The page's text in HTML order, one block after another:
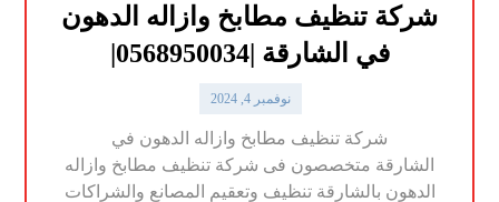
شركة تنظيف مطابخ وازاله الدهون
في الشارقة |0568950034|
نوفمبر 4, 2024
شركة تنظيف مطابخ وازاله الدهون في
الشارقة متخصصون فى شركة تنظيف مطابخ وازاله
الدهون بالشارقة تنظيف وتعقيم المصانع والشراكات